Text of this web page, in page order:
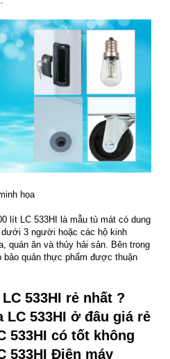
họa
lít LC 533HI là mẫu tủ mát có dung
3 người hoặc các hộ kinh
quán ăn và thủy hải sản. Bên trong
quản thực phẩm được thuận
533HI rẻ nhất ?
LC 533HI ở đâu giá rẻ
533HI có tốt không
533HI Điện máy